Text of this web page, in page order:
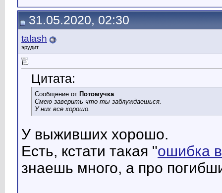
31.05.2020, 02:30
talash
эрудит
Цитата:
Сообщение от Потомучка
Смею заверить что ты заблуждаешься.
У них все хорошо.
У выживших хорошо.
Есть, кстати такая "ошибка
знаешь много, а про